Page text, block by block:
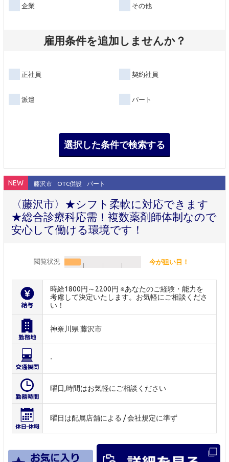
企業 その他
雇用条件を追加しませんか？
正社員 契約社員
派遣 パート
NEW 藤沢市 OTC併設 パート
〈藤沢市〉★シフト柔軟に対応できます
★総合診療科応需！複数薬剤師体制なので
安心して働ける環境です！
閲覧状況 今が狙い目！
時給1800円～2200円 ※あなたのご経験・能力を
考慮して決定いたします。お気軽にご相談くださ
い！
神奈川県 藤沢市
-
曜日,時間はお気軽にご相談ください
曜日は配属店舗による / 会社規定に準ず